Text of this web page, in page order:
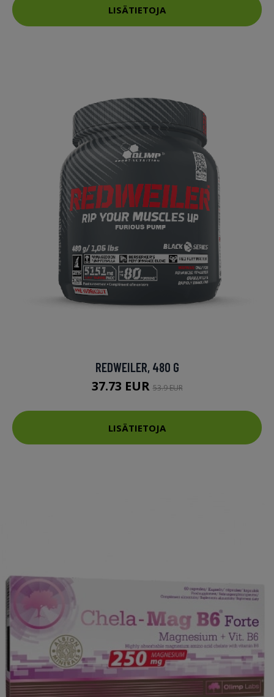
LISÄTIETOJA
REDWEILER, 480 G
37.73 EUR53.9 EUR
LISÄTIETOJA